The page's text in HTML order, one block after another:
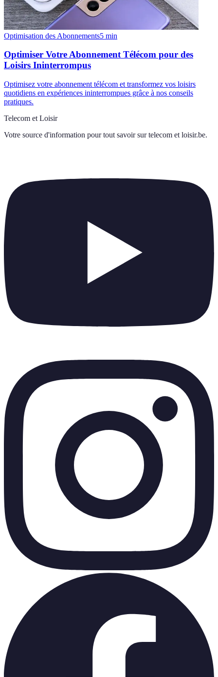
Optimisation des Abonnements5 min
Optimiser Votre Abonnement Télécom pour des
Loisirs Ininterrompus
Optimisez votre abonnement télécom et transformez vos loisirs
quotidiens en expériences ininterrompues grâce à nos conseils
pratiques.
Telecom et Loisir
Votre source d'information pour tout savoir sur telecom et loisir.be.